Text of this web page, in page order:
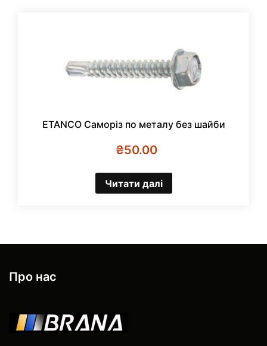
ETANCO Саморіз по металу без шайби
₴50.00
Читати далі
Про нас